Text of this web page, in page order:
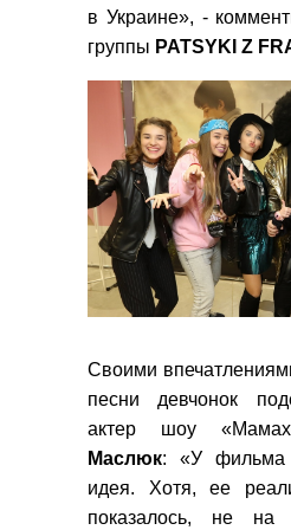
в Украине», -
группы PATSYKI Z
Своими
песни девчонок
актер шоу
Маслюк: «У фильма
идея. Хотя, ее
показалось, не на